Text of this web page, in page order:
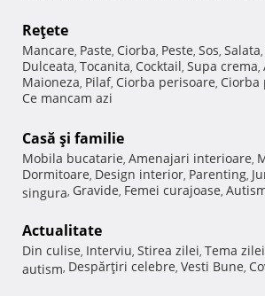
Reţete
Mancare, Paste, Ciorba, Peste, Sos, Salata,
Dulceata, Tocanita, Cocktail, Supa crema,
Maioneza, Pilaf, Ciorba perisoare, Ciorba
Ce mancam azi
Casă şi familie
Mobila bucatarie, Amenajari interioare,
Dormitoare, Design interior, Parenting,
singura, Gravide, Femei curajoase,
Actualitate
Din culise, Interviu, Stirea zilei, Tema zilei
autism, Despărţiri celebre, Vesti Bune,